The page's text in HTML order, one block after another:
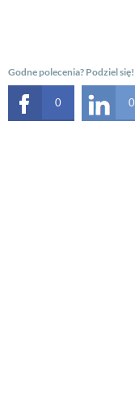
Godne polecenia? Podziel się!
0 0